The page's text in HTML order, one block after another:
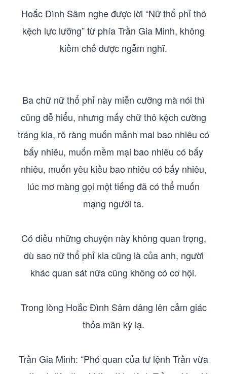
Hoắc Đình Sâm nghe được lời “Nữ thổ phỉ thô
kệch lực lưỡng” từ phía Trần Gia Minh, không
kiềm chế được ngẫm nghĩ.
Ba chữ nữ thổ phỉ này miễn cưỡng mà nói thì
cũng dễ hiểu, nhưng mấy chữ thô kệch cường
tráng kia, rõ ràng muốn mảnh mai bao nhiêu có
bấy nhiêu, muốn mềm mại bao nhiêu có bấy
nhiêu, muốn yêu kiều bao nhiêu có bấy nhiêu,
lúc mơ màng gọi một tiếng đã có thể muốn
mạng người ta.
Có điều những chuyện này không quan trọng,
dù sao nữ thổ phỉ kia cũng là của anh, người
khác quan sát nữa cũng không có cơ hội.
Trong lòng Hoắc Đình Sâm dâng lên cảm giác
thỏa mãn kỳ lạ.
Trần Gia Minh: “Phó quan của tư lệnh Trần vừa